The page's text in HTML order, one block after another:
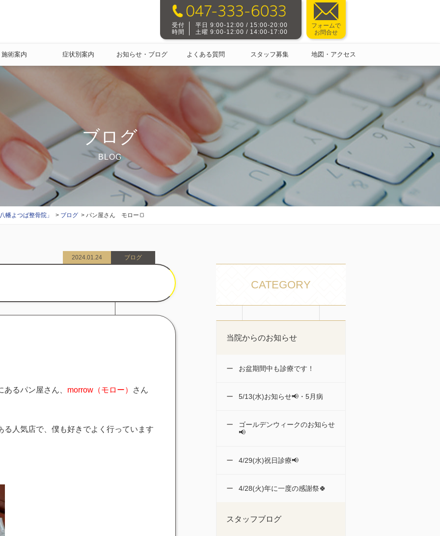
フォームで
お問合せ
受付
時間
平日 9:00-12:00 / 15:00-20:00
土曜 9:00-12:00 / 14:00-17:00
施術案内 症状別案内 お知らせ・ブログ よくある質問 スタッフ募集 地図・アクセス
ブログ
BLOG
幡よつば整骨院」 ブログ パン屋さん モロー🍞
2024.01.24 ブログ
るパン屋さん、 morrow（モロー）
さん
る人気店で、僕も好きでよく行っています
CATEGORY
当院からのお知らせ
お盆期間中も診療です！
5/13(水)お知らせ📢・5月病
ゴールデンウィークのお知らせ
📢
4/29(水)祝日診療📢
4/28(火)年に一度の感謝祭🍀
スタッフブログ